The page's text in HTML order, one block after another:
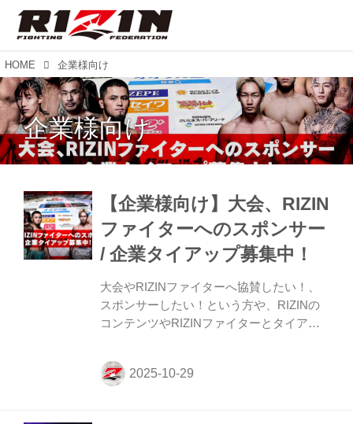
HOME 企業様向け
企業様向け
【企業様向け】大会、RIZIN
ファイターへのスポンサー
/ 企業タイアップ募集中！
大会やRIZINファイターへ協賛したい！、
スポンサーしたい！という方や、RIZINの
コンテンツやRIZINファイターとタイアッ
RIZINファイターへのスポンサー、または
企業タイアップにご興味がある方は各お問